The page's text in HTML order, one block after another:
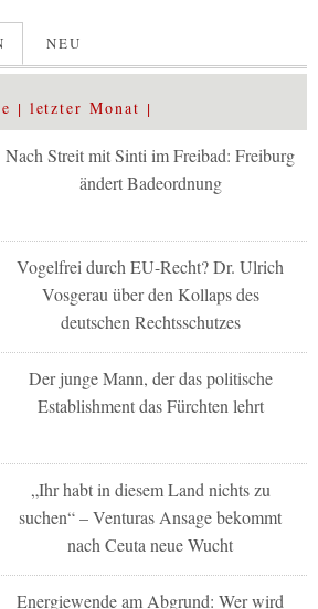
NEU
letzter Monat
Nach Streit mit Sinti im Freibad: Freiburg
ändert Badeordnung
Vogelfrei durch EU-Recht? Dr. Ulrich
Vosgerau über den Kollaps des
deutschen Rechtsschutzes
Der junge Mann, der das politische
Establishment das Fürchten lehrt
„Ihr habt in diesem Land nichts zu
suchen“ – Venturas Ansage bekommt
nach Ceuta neue Wucht
Energiewende am Abgrund: Wer wird